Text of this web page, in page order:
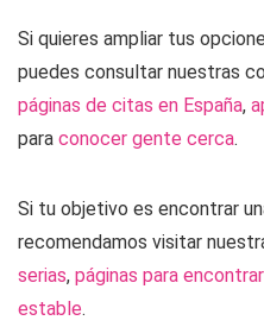
Si quieres ampliar tus
puedes consultar nuestras
páginas de citas en España,
para conocer gente cerca.
Si tu objetivo es encontrar
recomendamos visitar
serias, páginas para
estable.